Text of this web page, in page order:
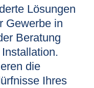
Lösungen
Gewerbe in
Beratung
die
Ihres